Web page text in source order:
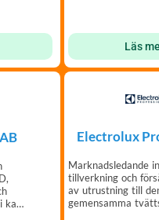
Läs
Electrolux
Marknadsledande
tillverkning och
av utrustning till
gemensamma